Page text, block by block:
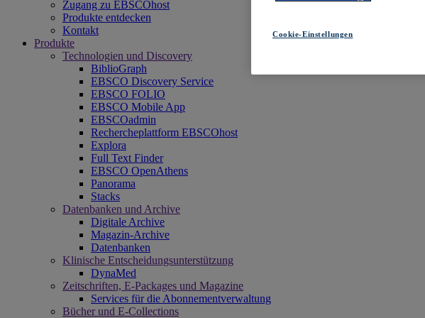
Zugang zu EBSCOhost
Produkte entdecken
Kontakt
Produkte
Technologien und Discovery
BiblioGraph
EBSCO Discovery Service
EBSCO FOLIO
EBSCO Mobile App
EBSCOadmin
Rechercheplattform EBSCOhost
Explora
Full Text Finder
EBSCO OpenAthens
Panorama
Stacks
Datenbanken und Archive
Digitale Archive
Magazin-Archive
Datenbanken
Klinische Entscheidungsunterstützung
DynaMed
Zeitschriften, E-Packages und Magazine
Services für die Abonnementverwaltung
Bücher und E-Collections
Cookie-Einstellungen